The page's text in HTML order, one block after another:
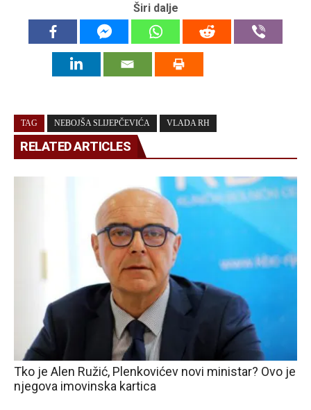
Širi dalje
TAG NEBOJŠA SLIJEPČEVIĆA VLADA RH
RELATED ARTICLES
Tko je Alen Ružić, Plenkovićev novi ministar? Ovo je
njegova imovinska kartica